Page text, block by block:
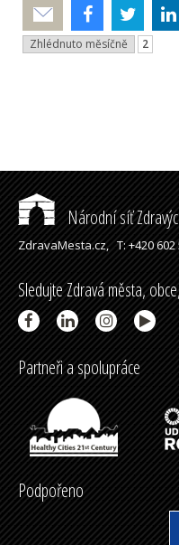
Poslat
Zhlédnuto měsíčně 2
Národní síť
ZdravaMesta.cz,T: +420
Sledujte Zdravá města,
Partneři a spolupráce
Podpořeno